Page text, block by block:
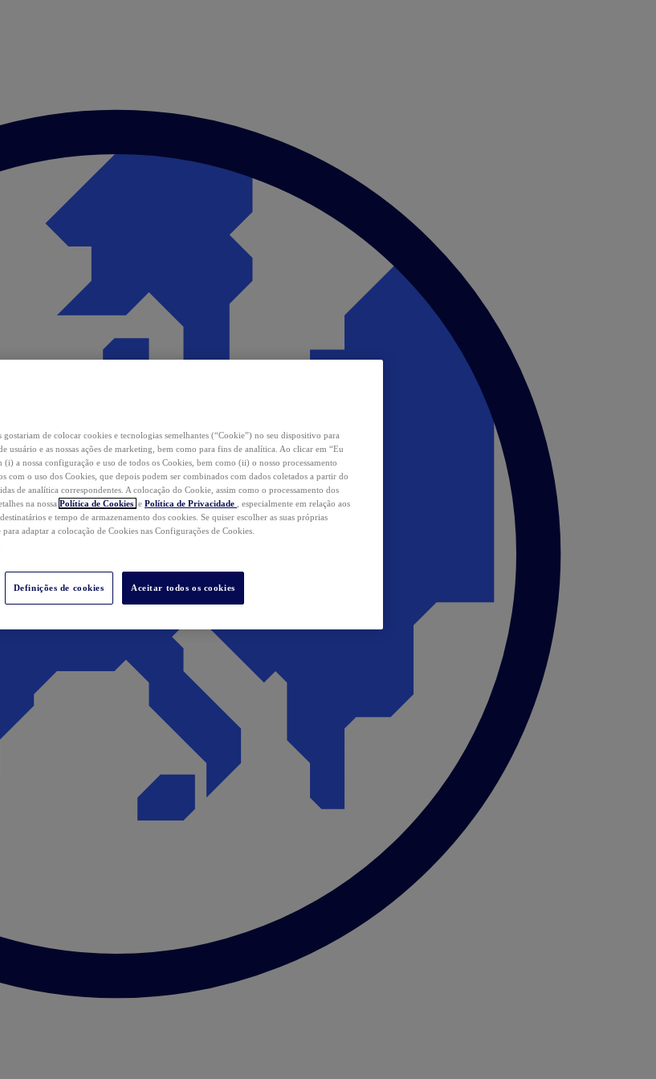
gostariam de colocar cookies e tecnologias semelhantes (“Cookie”) no seu dispositivo para
usuário e as nossas ações de marketing, bem como para fins de analítica. Ao clicar em “Eu
a nossa configuração e uso de todos os Cookies, bem como (ii) o nosso processamento
com o uso dos Cookies, que depois podem ser combinados com dados coletados a partir do
de analítica correspondentes. A colocação do Cookie, assim como o processamento dos
na nossa Política de Cookies e Política de Privacidade
, especialmente em relação aos
e tempo de armazenamento dos cookies. Se quiser escolher as suas próprias
adaptar a colocação de Cookies nas Configurações de Cookies.
Definições de cookies Aceitar todos os cookies